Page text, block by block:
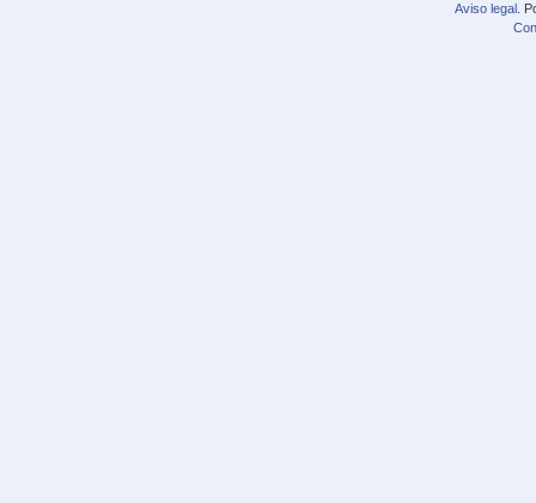
Aviso legal .